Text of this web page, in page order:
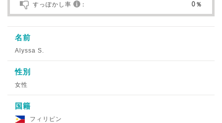
すっぽかし率 ： 0％
名前
Alyssa S.
性別
女性
国籍
フィリピン